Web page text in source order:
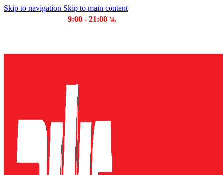
Skip to navigation Skip to main content
9:00 - 21:00 น.